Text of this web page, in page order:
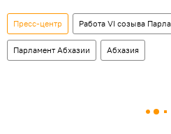
Пресс-центр Работа VI созыва
Парламент Абхазии Абхазия